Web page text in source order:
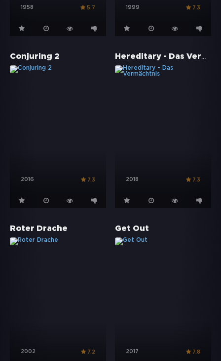
1958 5.7 1999 7.3
Conjuring 2
2016 7.3
Hereditary - Das Vermächtnis
2018 7.3
Roter Drache
2002 7.2
Get Out
2017 7.8